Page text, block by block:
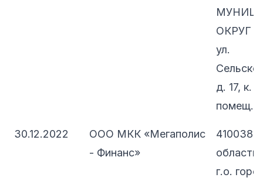
ОКРУГ
ул.
д. 17, к.
помещ.
30.12.2022
ООО МКК «Мегаполис
- Финанс»
410038,
г.о.